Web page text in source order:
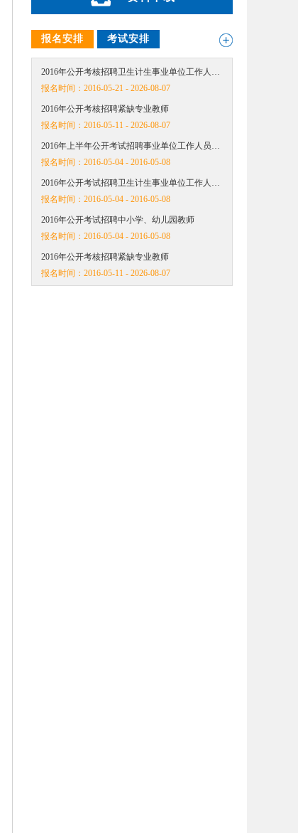
报名安排 考试安排
2016年公开考核招聘卫生计生事业单位工作人…
报名时间： 2016-05-21 - 2026-08-07
2016年公开考核招聘紧缺专业教师
报名时间： 2016-05-11 - 2026-08-07
2016年上半年公开考试招聘事业单位工作人员…
报名时间： 2016-05-04 - 2016-05-08
2016年公开考试招聘卫生计生事业单位工作人…
报名时间： 2016-05-04 - 2016-05-08
2016年公开考试招聘中小学、幼儿园教师
报名时间： 2016-05-04 - 2016-05-08
2016年公开考核招聘紧缺专业教师
报名时间： 2016-05-11 - 2026-08-07